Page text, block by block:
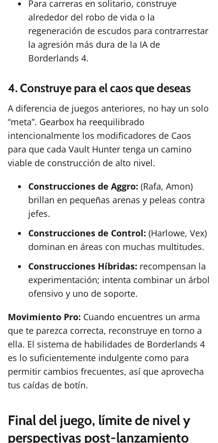
Para carreras en solitario, construye
alrededor del robo de vida o la
regeneración de escudos para contrarrestar
la agresión más dura de la IA de
Borderlands 4.
4. Construye para el caos que deseas
A diferencia de juegos anteriores, no hay un solo
“meta”. Gearbox ha reequilibrado
intencionalmente los modificadores de Caos
para que cada Vault Hunter tenga un camino
viable de construcción de alto nivel.
Construcciones de Aggro: (Rafa, Amon)
brillan en pequeñas arenas y peleas contra
jefes.
Construcciones de Control: (Harlowe, Vex)
dominan en áreas con muchas multitudes.
Construcciones Híbridas: recompensan la
experimentación; intenta combinar un árbol
ofensivo y uno de soporte.
Movimiento Pro: Cuando encuentres un arma
que te parezca correcta, reconstruye en torno a
ella. El sistema de habilidades de Borderlands 4
es lo suficientemente indulgente como para
permitir cambios frecuentes, así que aprovecha
tus caídas de botín.
Final del juego, límite de nivel y
perspectivas post-lanzamiento